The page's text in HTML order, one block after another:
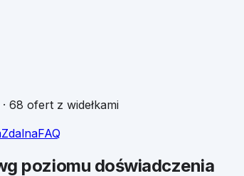
· 68 ofert z widełkami
ZdalnaFAQ
poziomu doświadczenia